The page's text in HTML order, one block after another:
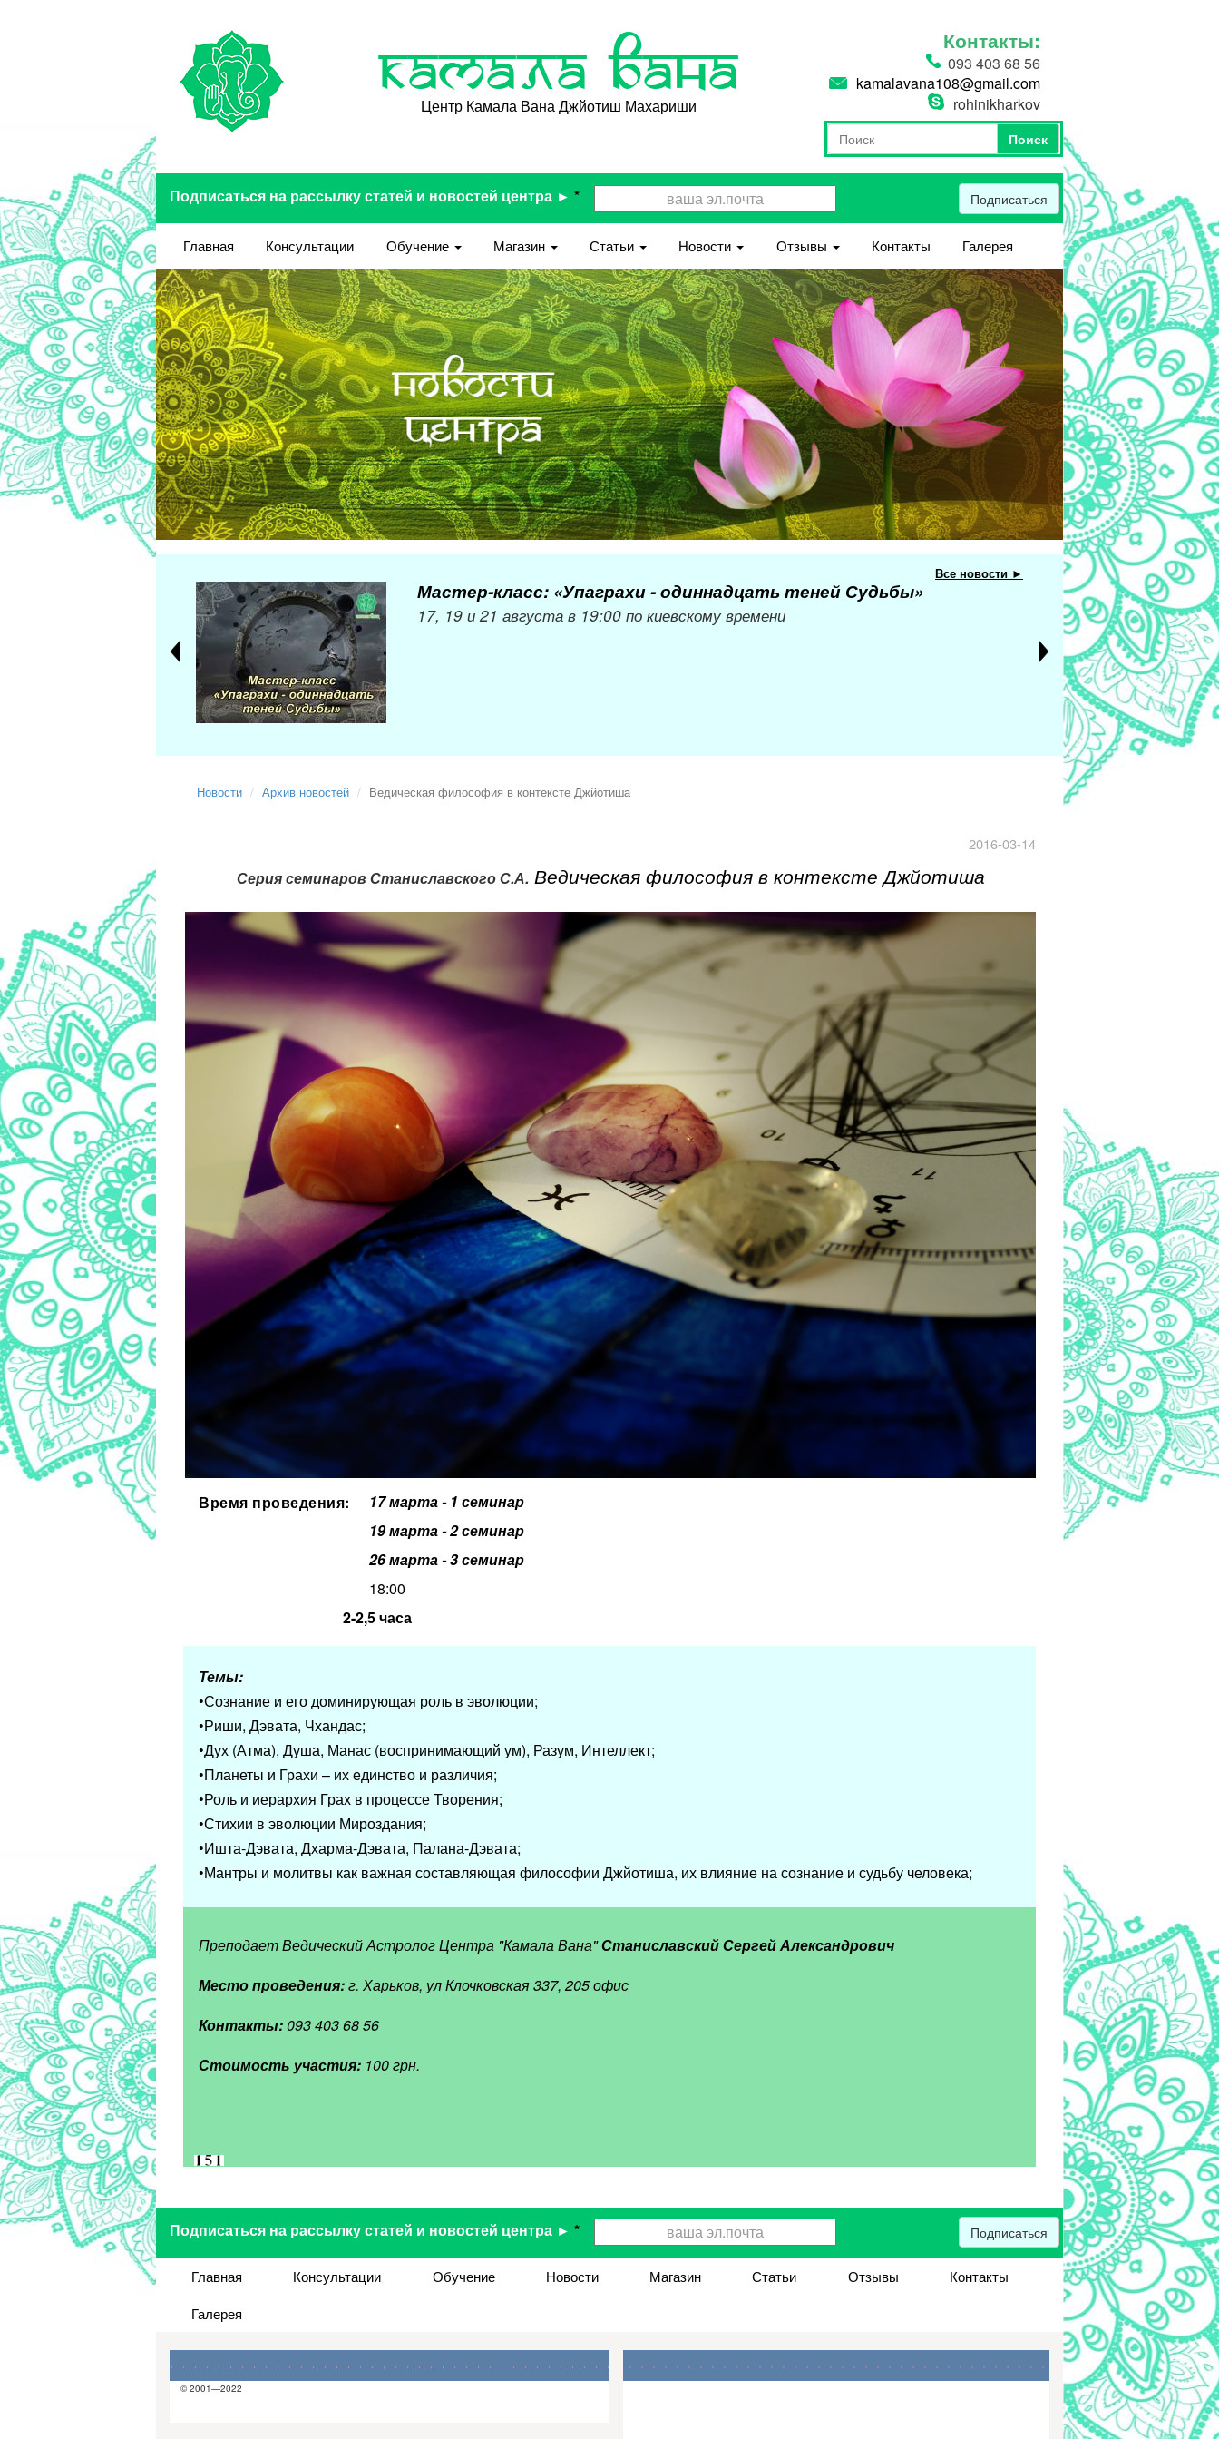
Камала Вана
Центр Камала Вана Джйотиш Махариши
Контакты:
093 403 68 56
kamalavana108@gmail.com
rohinikharkov
Форма поиска
Поиск
Поиск
Подписаться на рассылку статей и новостей центра ► * Подписаться
Главная Консультации Обучение Магазин Статьи Новости Отзывы Контакты Галерея
Все новости ►
Мастер-класс: «Упаграхи - одиннадцать теней Судьбы»
17, 19 и 21 августа в 19:00 по киевскому времени
Новости Архив новостей Ведическая философия в контексте Джйотиша
2016-03-14
Серия семинаров Станиславского С.А. Ведическая философия в контексте Джйотиша
Время проведения:
17 марта - 1 семинар
19 марта - 2 семинар
26 марта - 3 семинар
18:00
2-2,5 часа
Темы:
•Сознание и его доминирующая роль в эволюции;
•Риши, Дэвата, Чхандас;
•Дух (Атма), Душа, Манас (воспринимающий ум), Разум, Интеллект;
•Планеты и Грахи – их единство и различия;
•Роль и иерархия Грах в процессе Творения;
•Стихии в эволюции Мироздания;
•Ишта-Дэвата, Дхарма-Дэвата, Палана-Дэвата;
•Мантры и молитвы как важная составляющая философии Джйотиша, их влияние на сознание и судьбу человека;
Преподает Ведический Астролог Центра "Камала Вана"Станиславский Сергей Александрович
Место проведения:г. Харьков, ул Клочковская 337, 205 офис
Контакты:093 403 68 56
Стоимость участия: 100 грн.
Подписаться на рассылку статей и новостей центра ► * Подписаться
Главная Консультации Обучение Новости Магазин Статьи Отзывы
Контакты
Галерея
© 2001—2022